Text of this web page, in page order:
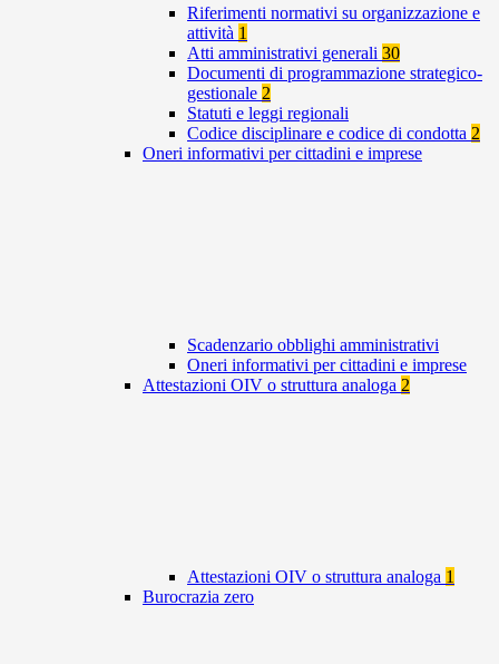
Riferimenti normativi su organizzazione e
attività 1
Atti amministrativi generali 30
Documenti di programmazione strategico-
gestionale 2
Statuti e leggi regionali
Codice disciplinare e codice di condotta 2
Oneri informativi per cittadini e imprese
Scadenzario obblighi amministrativi
Oneri informativi per cittadini e imprese
Attestazioni OIV o struttura analoga 2
Attestazioni OIV o struttura analoga 1
Burocrazia zero